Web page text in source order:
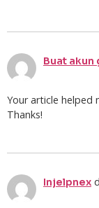
Buat akun
Your article helped
Thanks!
Injelpnex